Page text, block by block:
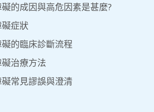
的成因與高危因素是甚麼?
症狀
的臨床診斷流程
治療方法
常見謬誤與澄清